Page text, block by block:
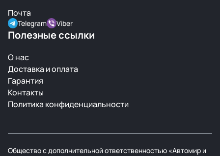
Почта
Telegram Viber
Полезные ссылки
О нас
Доставка и оплата
Гарантия
Контакты
Политика конфиденциальности
Общество с дополнительной ответственностью «Автомир и